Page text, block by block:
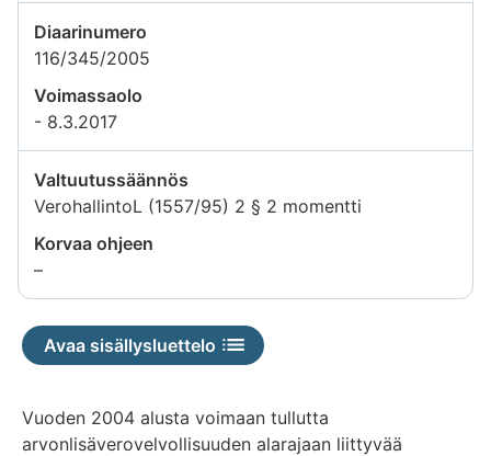
Diaarinumero
116/345/2005
Voimassaolo
- 8.3.2017
Valtuutussäännös
VerohallintoL (1557/95) 2 § 2 momentti
Korvaa ohjeen
–Tietoa
ei
saatavilla
Avaa sisällysluettelo
Vuoden 2004 alusta voimaan tullutta
arvonlisäverovelvollisuuden alarajaan liittyvää